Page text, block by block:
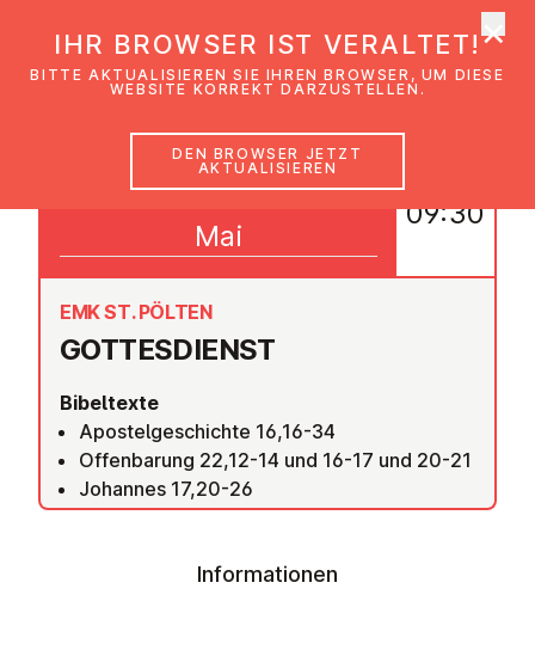
GOT­TES­DIENST
EMK ST. PÖLTEN
Bibeltexte
Apostelgeschichte 16,16-34
Offenbarung 22,12-14 und 16-17 und 20-21
Johannes 17,20-26
29
Mai
09:30
Informationen
IHR BROWSER IST VERALTET!
BITTE AKTUALISIEREN SIE IHREN BROWSER, UM DIESE
WEBSITE KORREKT DARZUSTELLEN.
DEN BROWSER JETZT
AKTUALISIEREN
×